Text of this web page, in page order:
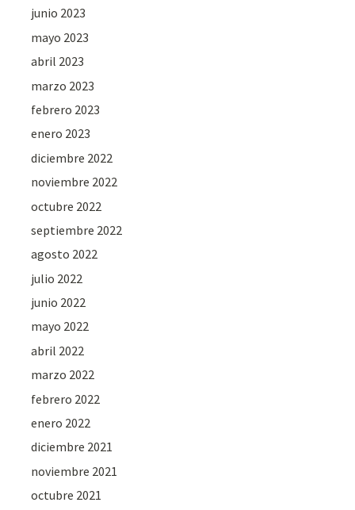
junio 2023
mayo 2023
abril 2023
marzo 2023
febrero 2023
enero 2023
diciembre 2022
noviembre 2022
octubre 2022
septiembre 2022
agosto 2022
julio 2022
junio 2022
mayo 2022
abril 2022
marzo 2022
febrero 2022
enero 2022
diciembre 2021
noviembre 2021
octubre 2021